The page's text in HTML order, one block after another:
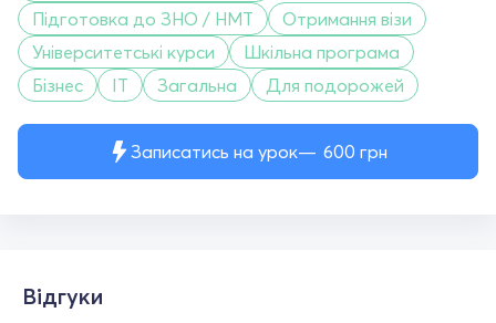
Записатись на урок 600 грн
Підготовка до ЗНО / НМТ
Отримання візи
Університетські курси
Шкільна програма
Бізнес
IT Загальна Для подорожей
Відгуки